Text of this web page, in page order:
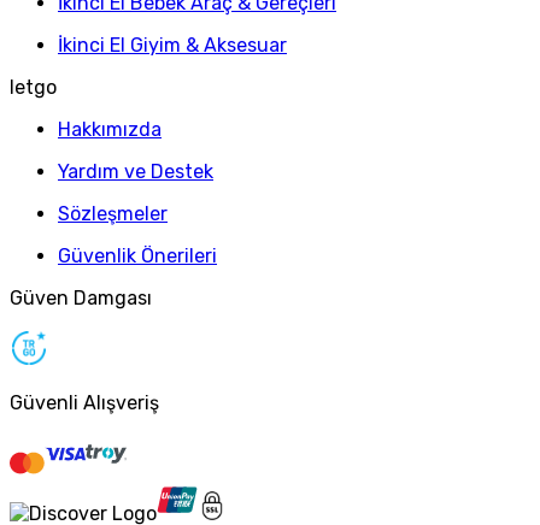
İkinci El Giyim & Aksesuar
letgo
Hakkımızda
Yardım ve Destek
Sözleşmeler
Güvenlik Önerileri
Güven Damgası
Güvenli Alışveriş